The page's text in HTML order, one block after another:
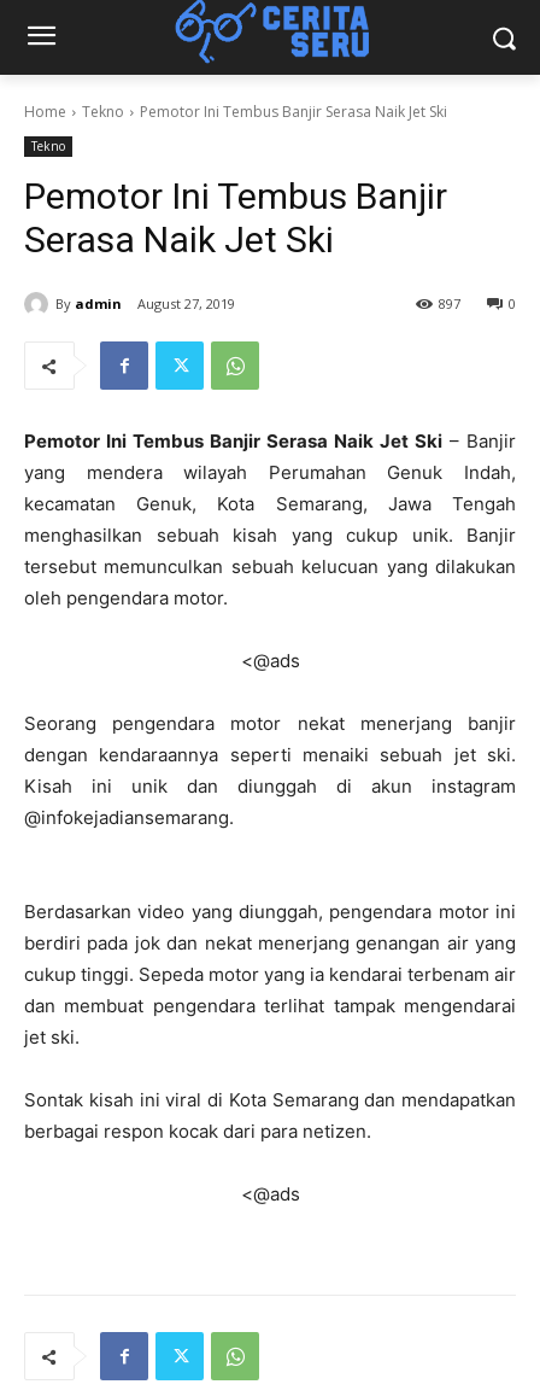
Home Tekno Pemotor Ini Tembus Banjir Serasa Naik Jet Ski
Tekno
Pemotor Ini Tembus Banjir
Serasa Naik Jet Ski
By admin August 27, 2019 0
897
Pemotor Ini Tembus Banjir Serasa Naik Jet Ski – Banjir
yang mendera wilayah Perumahan Genuk Indah,
kecamatan Genuk, Kota Semarang, Jawa Tengah
menghasilkan sebuah kisah yang cukup unik. Banjir
tersebut memunculkan sebuah kelucuan yang dilakukan
oleh pengendara motor.
<@ads
Seorang pengendara motor nekat menerjang banjir
dengan kendaraannya seperti menaiki sebuah jet ski.
Kisah ini unik dan diunggah di akun instagram
@infokejadiansemarang.
Berdasarkan video yang diunggah, pengendara motor ini
berdiri pada jok dan nekat menerjang genangan air yang
cukup tinggi. Sepeda motor yang ia kendarai terbenam air
dan membuat pengendara terlihat tampak mengendarai
jet ski.
Sontak kisah ini viral di Kota Semarang dan mendapatkan
berbagai respon kocak dari para netizen.
<@ads